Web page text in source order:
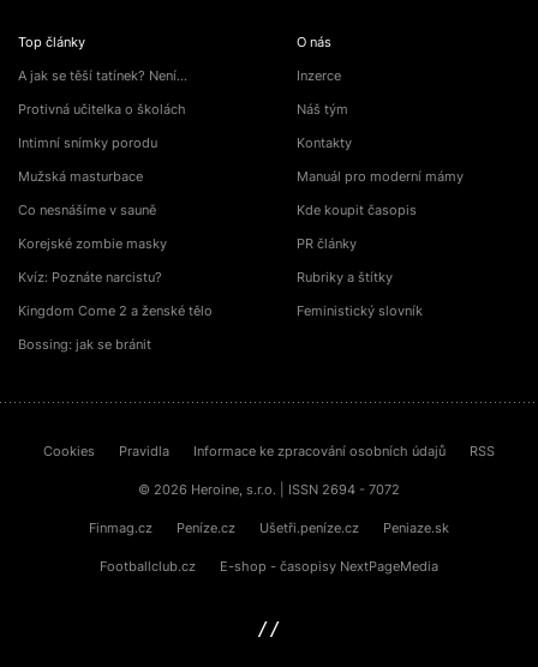
Top články
A jak se těší tatínek? Není…
Protivná učitelka o školách
Intimní snímky porodu
Mužská masturbace
Co nesnášíme v sauně
Korejské zombie masky
Kvíz: Poznáte narcistu?
Kingdom Come 2 a ženské tělo
Bossing: jak se bránit
O nás
Inzerce
Náš tým
Kontakty
Manuál pro moderní mámy
Kde koupit časopis
PR články
Rubriky a štítky
Feministický slovník
Cookies Pravidla Informace ke zpracování osobních údajů RSS
© 2026 Heroine, s.r.o. | ISSN 2694 - 7072
Finmag.cz Peníze.cz Ušetři.peníze.cz Peniaze.sk
Footballclub.cz E-shop - časopisy NextPageMedia